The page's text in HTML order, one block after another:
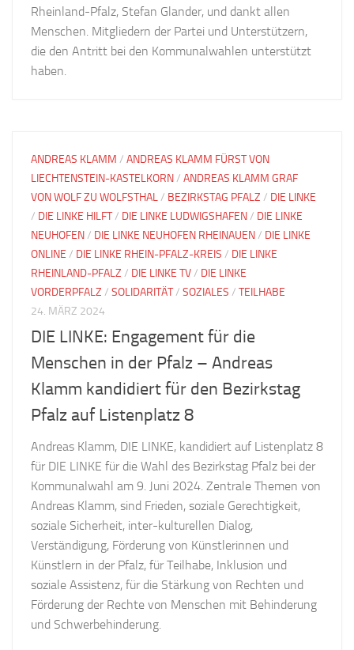
Rheinland-Pfalz, Stefan Glander, und dankt allen
Menschen. Mitgliedern der Partei und Unterstützern,
die den Antritt bei den Kommunalwahlen unterstützt
haben.
ANDREAS KLAMM / ANDREAS KLAMM FÜRST VON
LIECHTENSTEIN-KASTELKORN/ ANDREAS KLAMM GRAF
VON WOLF ZU WOLFSTHAL/ BEZIRKSTAG PFALZ / DIE LINKE
/ DIE LINKE HILFT/ DIE LINKE LUDWIGSHAFEN/ DIE LINKE
NEUHOFEN/ DIE LINKE NEUHOFEN RHEINAUEN/ DIE LINKE
ONLINE / DIE LINKE RHEIN-PFALZ-KREIS / DIE LINKE
RHEINLAND-PFALZ / DIE LINKE TV/ DIE LINKE
VORDERPFALZ / SOLIDARITÄT/ SOZIALES / TEILHABE
24. MÄRZ 2024
DIE LINKE: Engagement für die
Menschen in der Pfalz – Andreas
Klamm kandidiert für den Bezirkstag
Pfalz auf Listenplatz 8
Andreas Klamm, DIE LINKE, kandidiert auf Listenplatz 8
für DIE LINKE für die Wahl des Bezirkstag Pfalz bei der
Kommunalwahl am 9. Juni 2024. Zentrale Themen von
Andreas Klamm, sind Frieden, soziale Gerechtigkeit,
soziale Sicherheit, inter-kulturellen Dialog,
Verständigung, Förderung von Künstlerinnen und
Künstlern in der Pfalz, für Teilhabe, Inklusion und
soziale Assistenz, für die Stärkung von Rechten und
Förderung der Rechte von Menschen mit Behinderung
und Schwerbehinderung.